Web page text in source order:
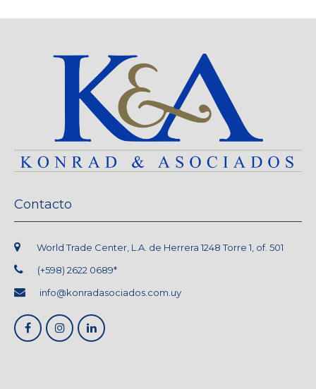
Contacto
World Trade Center, L.A. de Herrera 1248 Torre 1, of. 501
(+598) 2622 0689*
info@konradasociados.com.uy